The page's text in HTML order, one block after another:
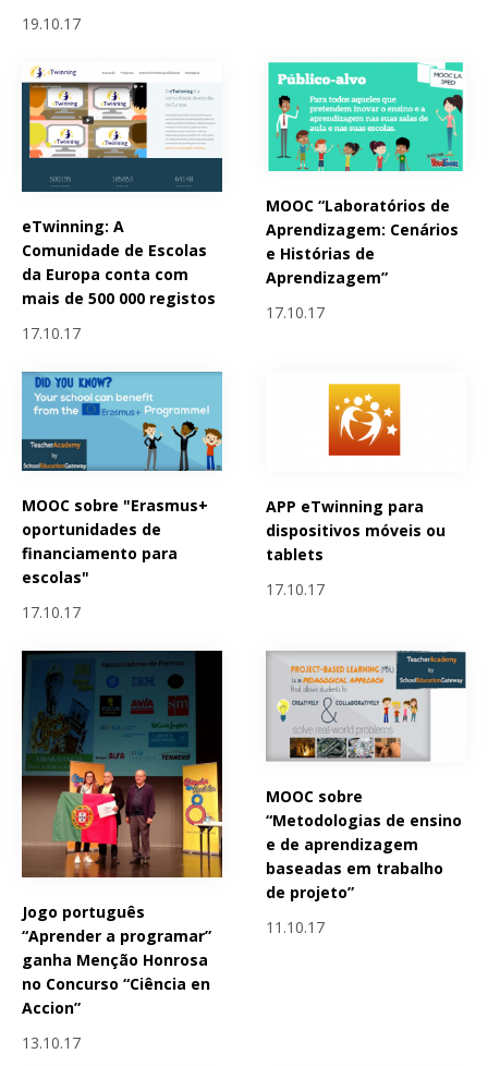
19.10.17
eTwinning: A
Comunidade de Escolas
da Europa conta com
mais de 500 000 registos
17.10.17
MOOC “Laboratórios de
Aprendizagem: Cenários
e Histórias de
Aprendizagem”
17.10.17
MOOC sobre "Erasmus+
oportunidades de
financiamento para
escolas"
17.10.17
APP eTwinning para
dispositivos móveis ou
tablets
17.10.17
Jogo português
“Aprender a programar”
ganha Menção Honrosa
no Concurso “Ciência en
Accion”
13.10.17
MOOC sobre
“Metodologias de ensino
e de aprendizagem
baseadas em trabalho
de projeto”
11.10.17